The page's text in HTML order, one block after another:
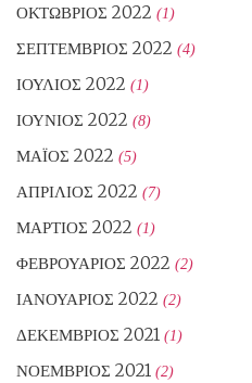
ΟΚΤΏΒΡΙΟΣ 2022 (1)
ΣΕΠΤΈΜΒΡΙΟΣ 2022 (4)
ΙΟΎΛΙΟΣ 2022 (1)
ΙΟΎΝΙΟΣ 2022 (8)
ΜΆΙΟΣ 2022 (5)
ΑΠΡΊΛΙΟΣ 2022 (7)
ΜΆΡΤΙΟΣ 2022 (1)
ΦΕΒΡΟΥΆΡΙΟΣ 2022 (2)
ΙΑΝΟΥΆΡΙΟΣ 2022 (2)
ΔΕΚΈΜΒΡΙΟΣ 2021 (1)
ΝΟΈΜΒΡΙΟΣ 2021 (2)